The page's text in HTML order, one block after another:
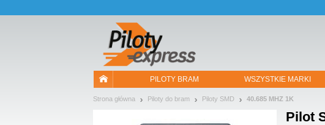
PILOTY BRAM WSZYSTKIE MARKI
Strona główna Piloty do bram Piloty SMD 40.685 MHZ 1K
Pilot